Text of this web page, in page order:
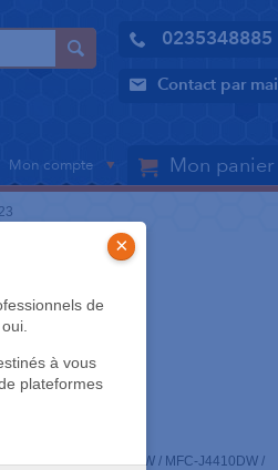
0235348885
Contact par mail
Mon compte Mon panier
de
à vous
plateformes
×
: DCP-J4110DW / MFC-J4410DW /